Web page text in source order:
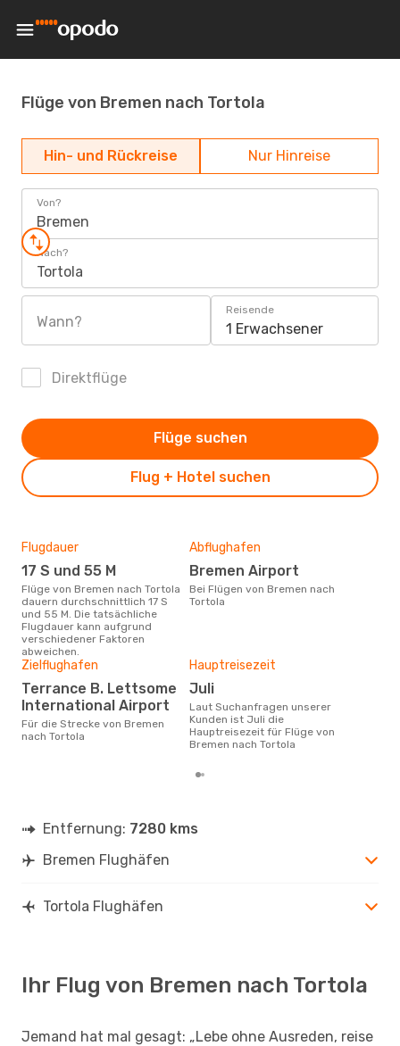
Flüge von Bremen nach Tortola
Hin- und Rückreise Nur Hinreise
Von?
Bremen
Nach?
Tortola
Wann?
Reisende
1 Erwachsener
Direktflüge
Flug + Hotel suchen
Flüge suchen
Flugdauer
17 S und 55 M
Flüge von Bremen nach Tortola
dauern durchschnittlich 17 S
und 55 M. Die tatsächliche
Flugdauer kann aufgrund
verschiedener Faktoren
abweichen.
Abflughafen
Bremen Airport
Bei Flügen von Bremen nach
Tortola
Zielflughafen
Terrance B. Lettsome
International Airport
Für die Strecke von Bremen
nach Tortola
Hauptreisezeit
Juli
Laut Suchanfragen unserer
Kunden ist Juli die
Hauptreisezeit für Flüge von
Bremen nach Tortola
Entfernung: 7280 kms
Bremen Flughäfen
Tortola Flughäfen
Ihr Flug von Bremen nach Tortola
Jemand hat mal gesagt: „Lebe ohne Ausreden, reise